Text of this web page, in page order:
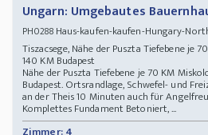
Ungarn: Umgebautes
PH0288Haus-kaufen-kaufen-Hungary-
Tiszacsege, Nähe der Puszta Tiefebene je
140 KM Budapest
Nähe der Puszta Tiefebene je 70 KM
Budapest. Ortsrandlage, Schwefel- und
an der Theis 10 Minuten auch für
Komplettes Fundament Betoniert, ...